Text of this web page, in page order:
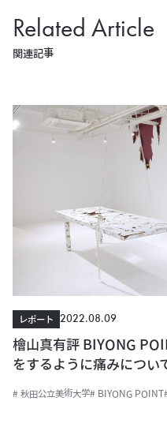
Related Article
関連記事
レポート
2022.08.09
檜山真有評 BIYONG
をするように痛みについ
# 秋田公立美術大学# BIYONG POINT